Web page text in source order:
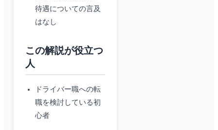
待遇についての言及
はなし
この解説が役立つ
人
ドライバー職への転
職を検討している初
心者